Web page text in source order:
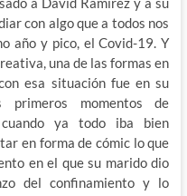
con algo que a todos nos
año y pico, el Covid-19. Y
una de las formas en
esa situación fue en su
momentos de
ya todo iba bien
en forma de cómic lo que
en el que su marido dio
del confinamiento y lo